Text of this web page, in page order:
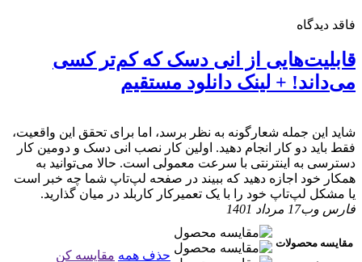
فاقد دیدگاه
قابلیت‌هایی از انی دسک که کم‌تر کسی
می‌داند! + لینک دانلود مستقیم
شاید این جمله شعار‌گونه به نظر برسد، اما برای تحقق این واقعیت،
فقط باید دو کار انجام دهید. اولین کار نصب انی دسک و دومین کار
دسترسی به اینترنتی با سرعت معمولی است. حالا می‌توانید به
همکار خود اجازه دهید که ببیند در صفحه لپ‌تاپ شما چه خبر است
یا مشکل لپ‌تاپ خود را با یک تعمیرکار کاربلد در میان گذارید.
فارس وب17 مرداد 1401
مقایسه محصولات
حذف همه مقایسه کن